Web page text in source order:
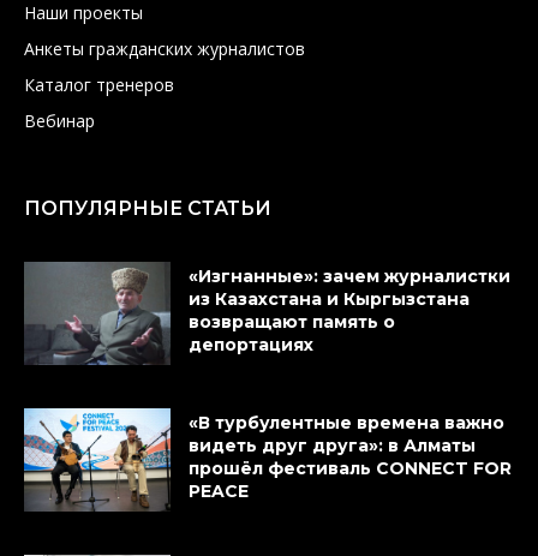
Наши проекты
Анкеты гражданских журналистов
Каталог тренеров
Вебинар
ПОПУЛЯРНЫЕ СТАТЬИ
«Изгнанные»: зачем журналистки
из Казахстана и Кыргызстана
возвращают память о
депортациях
«В турбулентные времена важно
видеть друг друга»: в Алматы
прошёл фестиваль CONNECT FOR
PEACE